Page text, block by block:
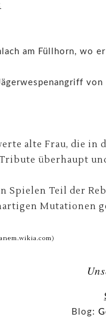
am Füllhorn, wo
alte Frau, die in
überhaupt
Spielen Teil der
Mutationen
)
Blog: